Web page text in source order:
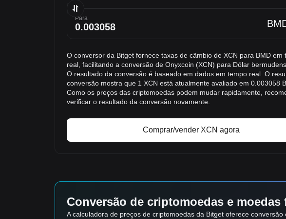
Para
O conversor da Bitget fornece taxas de câmbio de XCN para BMD em
real, facilitando a conversão de Onyxcoin (XCN) para Dólar
O resultado da conversão é baseado em dados em tempo real. O
conversão mostra que 1 XCN está atualmente avaliado em 0.003058
Como os preços das criptomoedas podem mudar rapidamente,
verificar o resultado da conversão novamente.
Comprar/vender XCN agora
Conversão de criptomoedas e
A calculadora de preços de criptomoedas da Bitget oferece